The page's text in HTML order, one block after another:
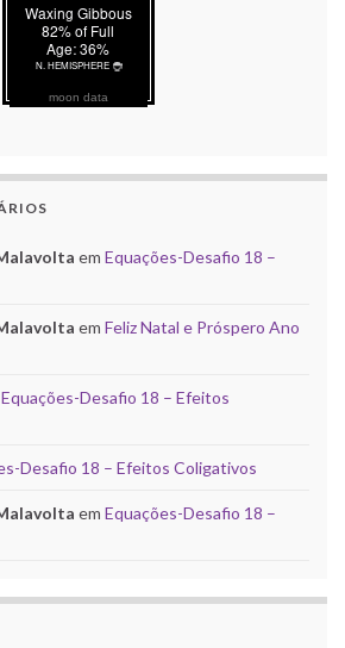
moon data
em Equações-Desafio 18 –
em Feliz Natal e Próspero Ano
Equações-Desafio 18 – Efeitos
Desafio 18 – Efeitos Coligativos
em Equações-Desafio 18 –